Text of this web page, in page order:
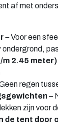
af met
– Voor een
ondergrond,
2.45 meter)
regen
–
zijn voor
de tent door